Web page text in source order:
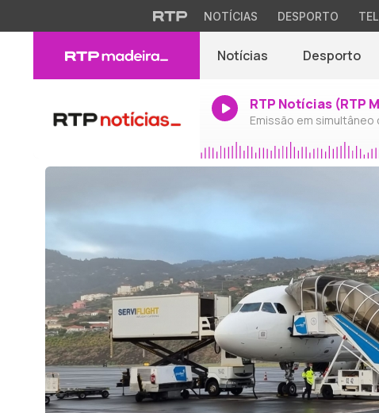
NOTÍCIAS DESPORTO
Notícias Desporto
RTP Notícias (RTP
Emissão em simultâneo